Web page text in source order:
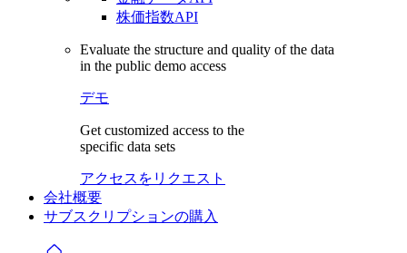
株価指数API
Evaluate the structure and quality of the data
in the public demo access
デモ
Get customized access to the
specific data sets
アクセスをリクエスト
会社概要
サブスクリプションの購入